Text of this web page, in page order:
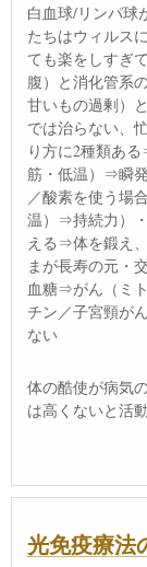
白血球/リンパ球
たちはウィルス
ても楽をしすぎ
腹）と消化管系
甘いもの過剰）
では治らない、
り方に2種類あ
筋・低温）⇒瞬
／酸素を使う場
温）⇒持続力）
える⇒体を鍛え
まが長寿の元・
血糖⇒がん（ミ
チン／子宮頸が
ない
体の酷使が病気
は高くないと活
光免疫療法